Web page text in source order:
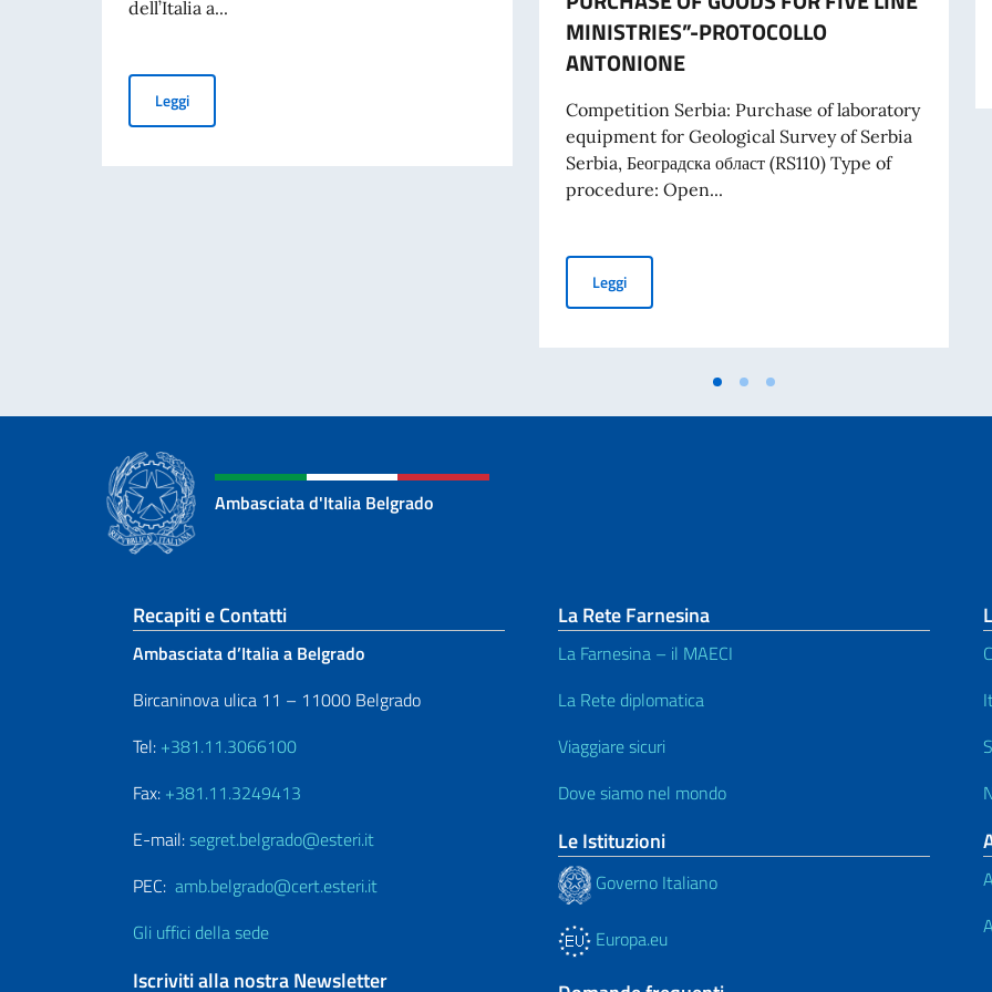
dell’Italia a...
LeggiPUBBLICAZIONE BANDO BALCANI 2026: CONTRIBUTI A PROGETTI PROMOSSI DA ENTI DEL SETTORE PRIVATO
MINISTRIES”-PROTOCOLLO
ANTONIONE
Competition Serbia: Purchase of laboratory
equipment for Geological Survey of Serbia
Serbia, Београдска област (RS110) Type of
procedure: Open...
LeggiTENDER FOR PURCHASE OF LABORATORY
Ambasciata d'Italia Belgrado
Sezione footer
Recapiti e Contatti
Ambasciata d’Italia a Belgrado
Bircaninova ulica 11 – 11000 Belgrado
Tel: +381.11.3066100
Fax: +381.11.3249413
E-mail:segret.belgrado@esteri.it
PEC: amb.belgrado@cert.esteri.it
Gli uffici della sede
Iscriviti alla nostra Newsletter
La Rete Farnesina
La Farnesina – il MAECI
La Rete diplomatica
Viaggiare sicuri
Dove siamo nel mondo
Le Istituzioni
Governo Italiano
Europa.eu